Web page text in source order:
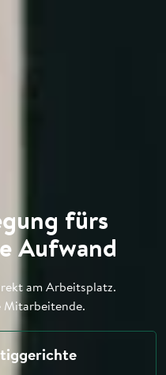
fürs
Aufwand
am Arbeitsplatz.
Mitarbeitende.